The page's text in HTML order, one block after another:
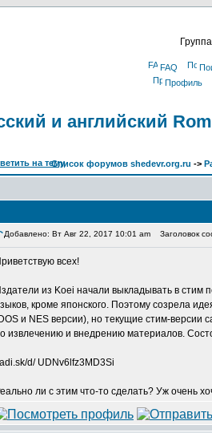
FAQ
Профиль
и английский
Список форумов shedevr.org.ru ->
Добавлено: Вт Авг 22, 2017 10:01 am Заголовок
всех!
из Koei начали выкладывать в стим
кроме японского. Поэтому созрела
и NES версии), но текущие стим-версии
извлечению и внедрению материалов.
d/ UDNv6lfz3MD3Si
ли с этим что-то сделать? Уж очень